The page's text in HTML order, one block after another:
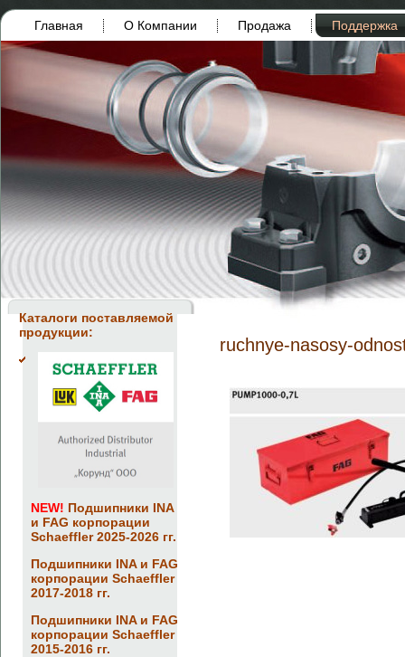
Главная О Компании Продажа Поддержка
Каталоги поставляемой
продукции:
NEW! Подшипники INA
и FAG корпорации
Schaeffler 2025-2026 гг.
Подшипники INA и FAG
корпорации Schaeffler
2017-2018 гг.
Подшипники INA и FAG
корпорации Schaeffler
2015-2016 гг.
ruchnye-nasosy-